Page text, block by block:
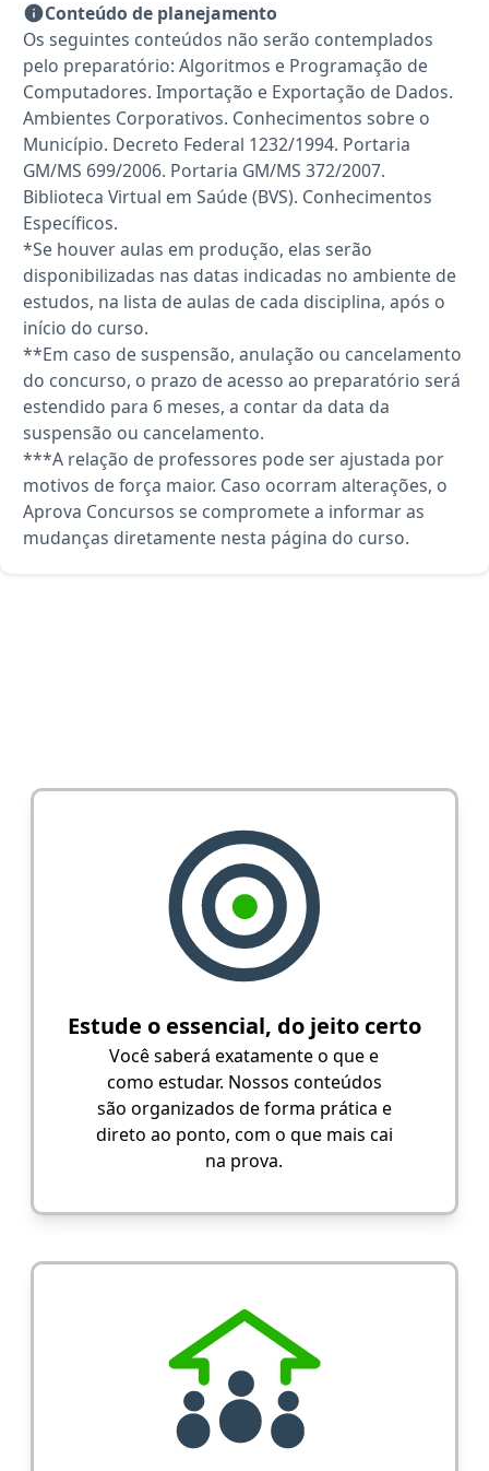
Conteúdo de planejamento
Os seguintes conteúdos não serão contemplados
pelo preparatório: Algoritmos e Programação de
Computadores. Importação e Exportação de Dados.
Ambientes Corporativos. Conhecimentos sobre o
Município. Decreto Federal 1232/1994. Portaria
GM/MS 699/2006. Portaria GM/MS 372/2007.
Biblioteca Virtual em Saúde (BVS). Conhecimentos
Específicos.
*Se houver aulas em produção, elas serão
disponibilizadas nas datas indicadas no ambiente de
estudos, na lista de aulas de cada disciplina, após o
início do curso.
**Em caso de suspensão, anulação ou cancelamento
do concurso, o prazo de acesso ao preparatório será
estendido para 6 meses, a contar da data da
suspensão ou cancelamento.
***A relação de professores pode ser ajustada por
motivos de força maior. Caso ocorram alterações, o
Aprova Concursos se compromete a informar as
mudanças diretamente nesta página do curso.
Estude o essencial, do jeito certo
Você saberá exatamente o que e
como estudar. Nossos conteúdos
são organizados de forma prática e
direto ao ponto, com o que mais cai
na prova.